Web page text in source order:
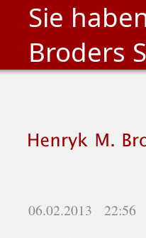
Sie
Broders
06.02.2013 22:56